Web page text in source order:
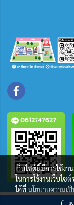
0612747627
เว็บไซต์นี้มีการใช้ง
ในการใช้งานเว็บไซ
ได้ที่นโยบายความเ